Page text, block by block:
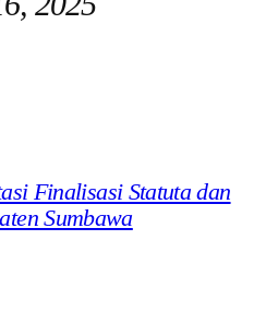
Finalisasi Statuta dan
Sumbawa